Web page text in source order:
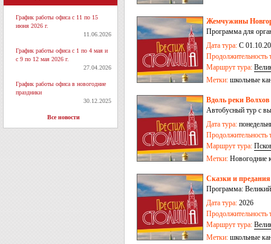
График работы офиса с 11 по 15
июня 2026 г.
11.06.2026
График работы офиса с 1 по 4 мая и
с 9 по 12 мая 2026 г.
27.04.2026
График работы офиса в новогодние
праздники
30.12.2025
Все новости
Жемчужины
Программа для
Дата тура: С
Продолжительность
Маршрут тура:
Метки: школьные
Вдоль реки Волхов
Автобусный тур с
Дата тура:
Продолжительность
Маршрут тура:
Метки: Новогодние
Сказки и
Программа:
Дата тура: 2026
Продолжительность
Маршрут тура:
Метки: школьные